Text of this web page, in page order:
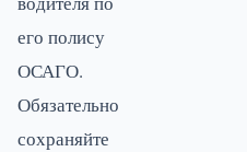
его полису
ОСАГО.
Обязательно
сохраняйте